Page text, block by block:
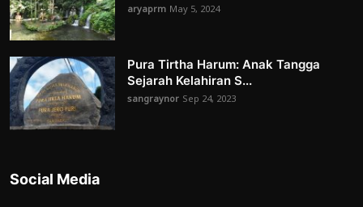
aryaprm May 5, 2024
Pura Tirtha Harum: Anak Tangga
Sejarah Kelahiran S...
sangraynor Sep 24, 2023
Social Media